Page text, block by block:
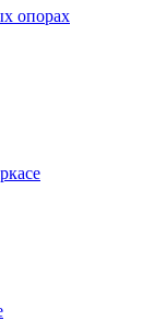
опорах